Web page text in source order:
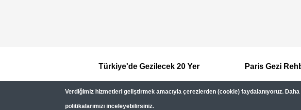
Footer
Türkiye'de Gezilecek 20 Yer Paris Gezi
Verdiğimiz hizmetleri geliştirmek amacıyla çerezlerden (cookie) faydalanıyoruz.
politikalarımızı inceleyebilirsiniz.